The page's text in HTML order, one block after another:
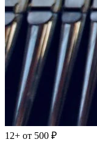
12+ от 500 ₽